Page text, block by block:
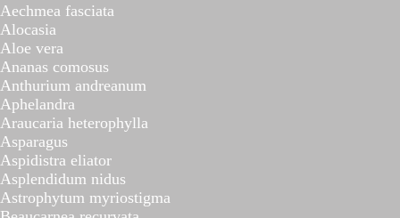
Aechmea fasciata
Alocasia
Aloe vera
Ananas comosus
Anthurium andreanum
Aphelandra
Araucaria heterophylla
Asparagus
Aspidistra eliator
Asplendidum nidus
Astrophytum myriostigma